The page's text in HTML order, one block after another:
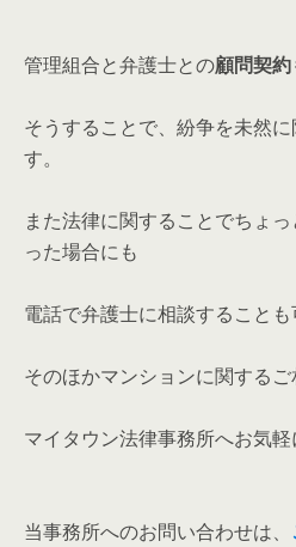
管理組合と弁護士との顧問契約
そうすることで、紛争を未然
す。
また法律に関することでちょ
った場合にも
電話で弁護士に相談することも
そのほかマンションに関するご
マイタウン法律事務所へお気軽
当事務所へのお問い合わせは、